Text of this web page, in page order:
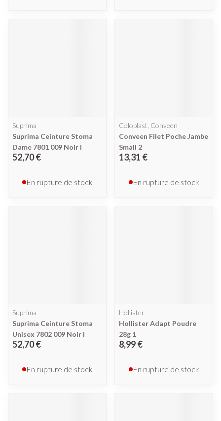
Suprima
Suprima Ceinture Stoma
Dame 7801 009 Noir l
52,70 €
En rupture de stock
Coloplast, Conveen
Conveen Filet Poche Jambe
Small 2
13,31 €
En rupture de stock
Suprima
Suprima Ceinture Stoma
Unisex 7802 009 Noir l
52,70 €
En rupture de stock
Hollister
Hollister Adapt Poudre
28g 1
8,99 €
En rupture de stock